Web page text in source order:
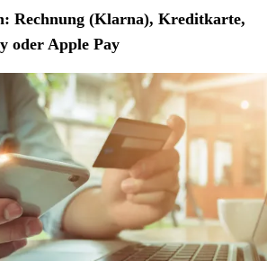
Rechnung (Klarna), Kreditkarte,
oder Apple Pay